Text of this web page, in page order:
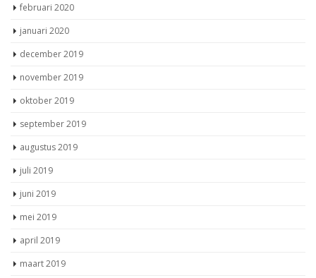
februari 2020
januari 2020
december 2019
november 2019
oktober 2019
september 2019
augustus 2019
juli 2019
juni 2019
mei 2019
april 2019
maart 2019